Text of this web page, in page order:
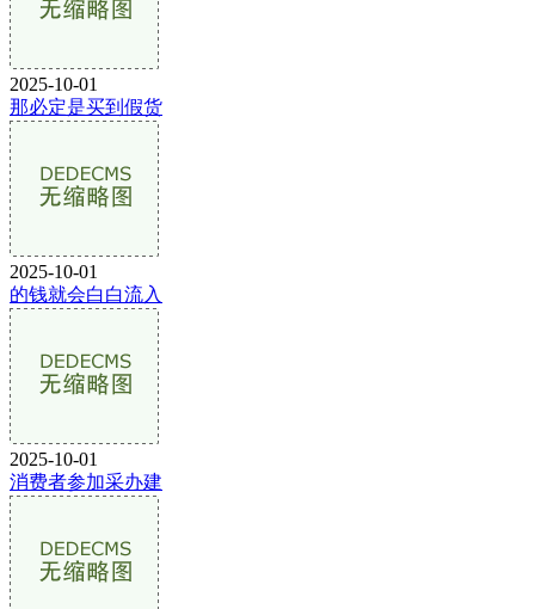
2025-10-01
那必定是买到假货
2025-10-01
的钱就会白白流入
2025-10-01
消费者参加采办建